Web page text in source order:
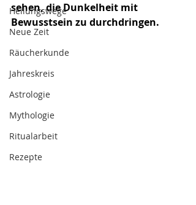
Heilungswege
Neue Zeit
Räucherkunde
Jahreskreis
Astrologie
Mythologie
Ritualarbeit
Rezepte
sehen, die Dunkelheit mit
Bewusstsein zu durchdringen.